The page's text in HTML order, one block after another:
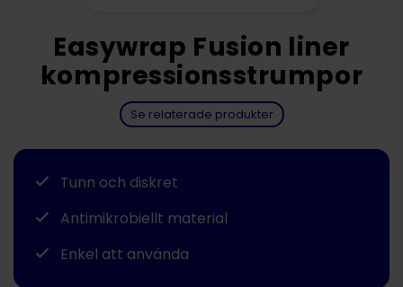
Easywrap Fusion liner
kompressionsstrumpor
Se relaterade produkter
Tunn och diskret
Antimikrobiellt material
Enkel att använda